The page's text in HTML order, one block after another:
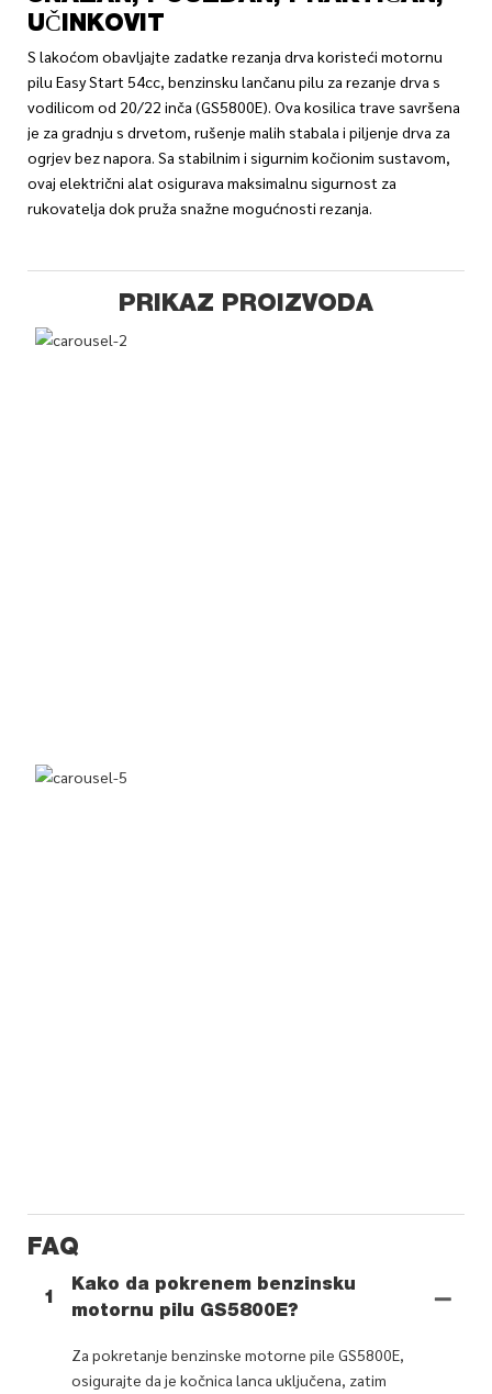
UČINKOVIT
S lakoćom obavljajte zadatke rezanja drva koristeći motornu
pilu Easy Start 54cc, benzinsku lančanu pilu za rezanje drva s
vodilicom od 20/22 inča (GS5800E). Ova kosilica trave savršena
je za gradnju s drvetom, rušenje malih stabala i piljenje drva za
ogrjev bez napora. Sa stabilnim i sigurnim kočionim sustavom,
ovaj električni alat osigurava maksimalnu sigurnost za
rukovatelja dok pruža snažne mogućnosti rezanja.
PRIKAZ PROIZVODA
FAQ
1
Kako da pokrenem benzinsku
motornu pilu GS5800E?
Za pokretanje benzinske motorne pile GS5800E,
osigurajte da je kočnica lanca uključena, zatim